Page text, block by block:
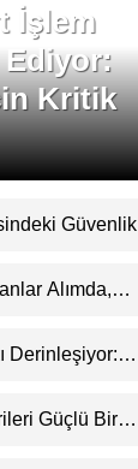
İşlem
Kritik
Güvenlik
Alımda,
Derinleşiyor:
Güçlü Bir